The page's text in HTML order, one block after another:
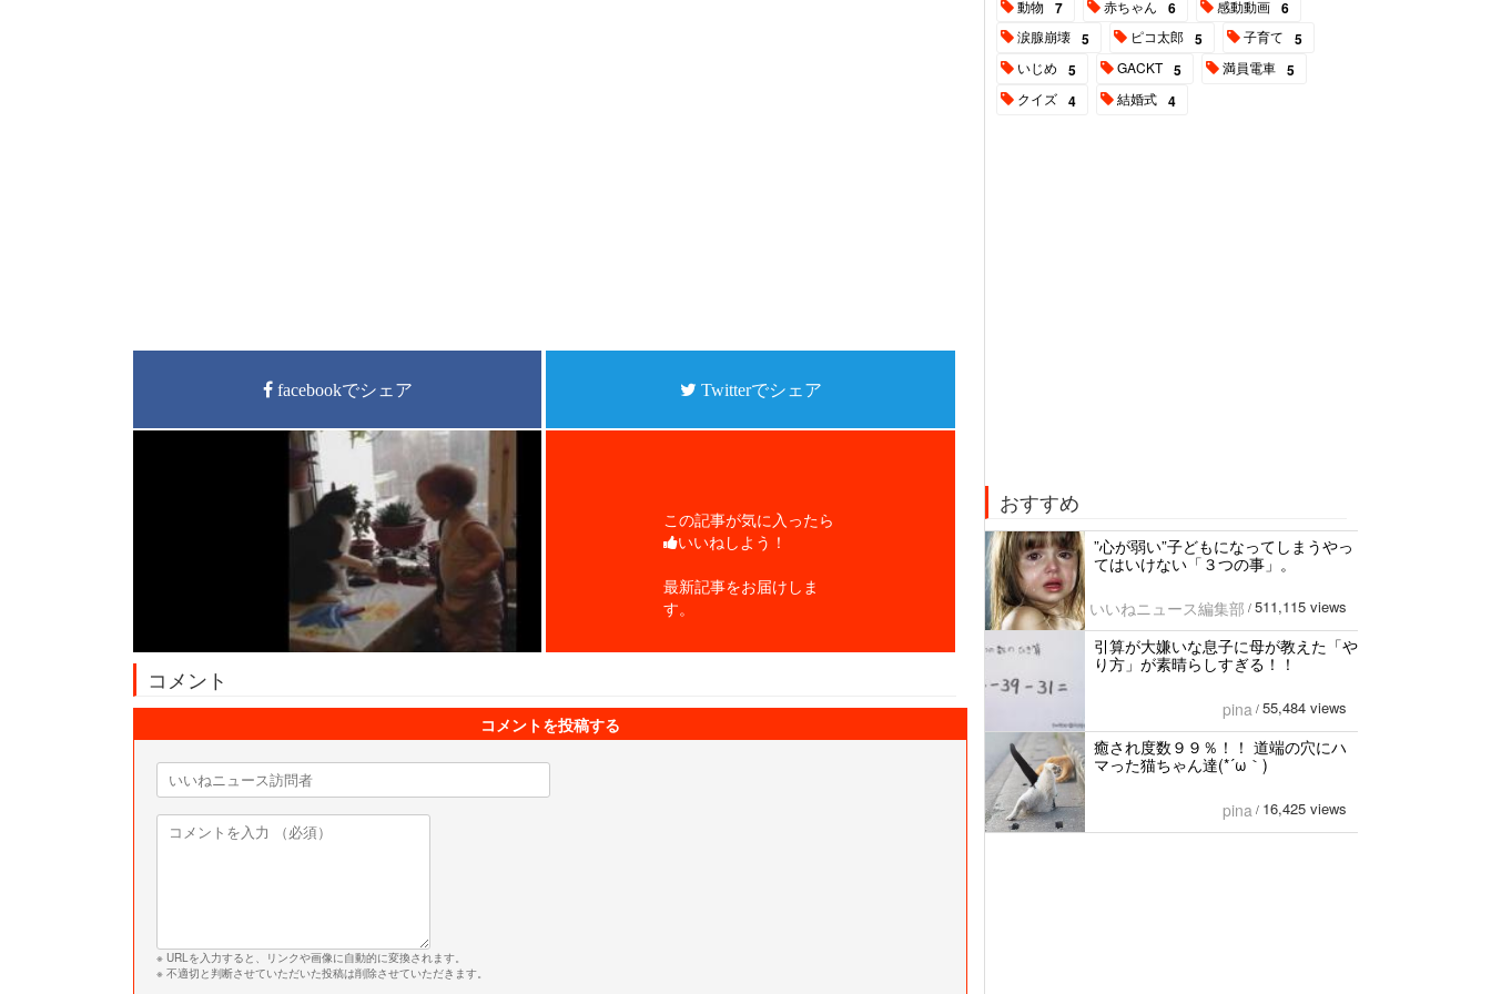
facebookでシェア Twitterでシェア
この記事が気に入ったら
いいねしよう！
最新記事をお届けしま
す。
コメント
コメントを投稿する
※ URLを入力すると、リンクや画像に自動的に変換されます。
※ 不適切と判断させていただいた投稿は削除させていただきます。
動物 7 赤ちゃん 6 感動動画 6
涙腺崩壊 5 ピコ太郎 5 子育て 5
いじめ 5 GACKT 5 満員電車 5
クイズ 4 結婚式 4
おすすめ
”心が弱い”子どもになってしまうやっ
てはいけない「３つの事」。
いいねニュース編集部 / 511,115 views
引算が大嫌いな息子に母が教えた「や
り方」が素晴らしすぎる！！
pina / 55,484 views
癒され度数９９％！！ 道端の穴にハ
マった猫ちゃん達(*´ω｀)
pina / 16,425 views